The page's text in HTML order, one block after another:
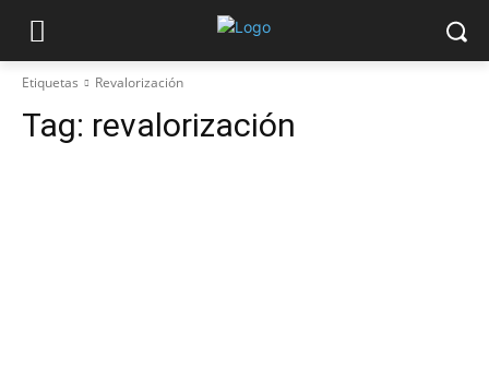
Etiquetas Revalorización
Tag: revalorización